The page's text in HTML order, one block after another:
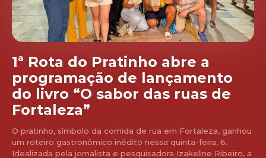
1ª Rota do Pratinho abre a
programação de lançamento
do livro “O sabor das ruas de
Fortaleza”
O pratinho, símbolo da comida de rua em Fortaleza, ganhou
um roteiro gastronômico inédito nessa quinta-feira, 6.
Idealizada pela jornalista e pesquisadora Izakeline Ribeiro, a